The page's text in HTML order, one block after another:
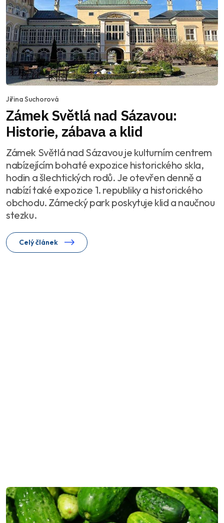
Jiřina Suchorová
Zámek Světlá nad Sázavou:
Historie, zábava a klid
Zámek Světlá nad Sázavou je kulturním centrem
nabízejícím bohaté expozice historického skla,
hodin a šlechtických rodů. Je otevřen denně a
nabízí také expozice 1. republiky a historického
obchodu. Zámecký park poskytuje klid a naučnou
stezku.
Celý článek